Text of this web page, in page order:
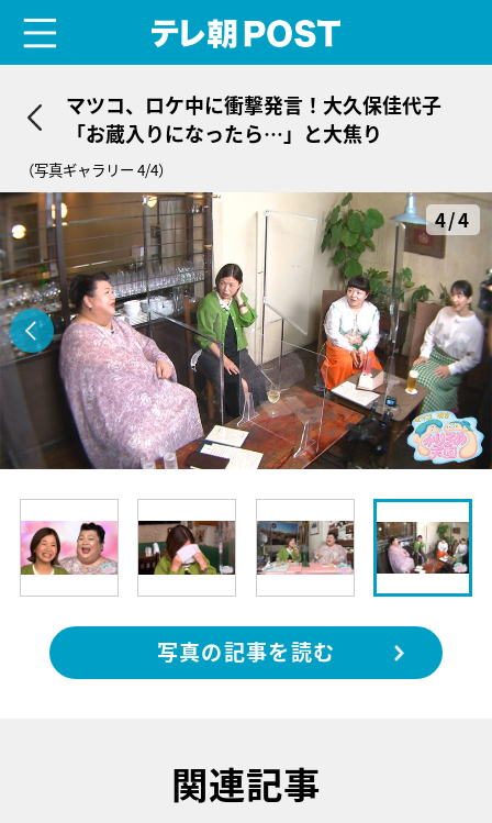
マツコ、ロケ中に衝撃発言！大久保佳代子
「お蔵入りになったら…」と大焦り
（写真ギャラリー 4/4）
4/4
写真の記事を読む
関連記事